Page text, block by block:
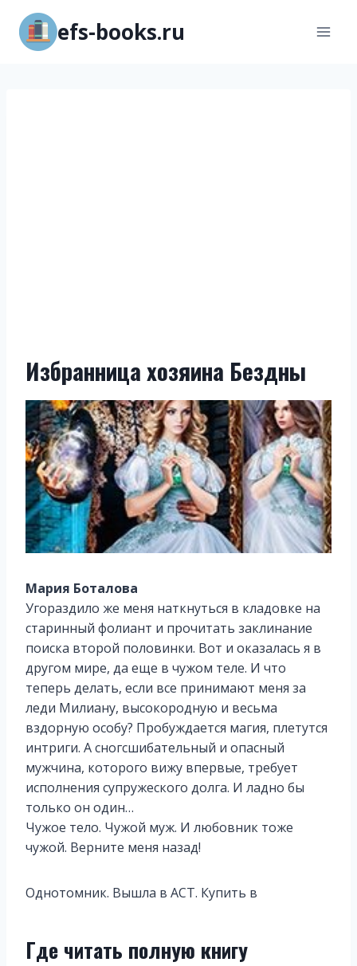
Перейти
содержимому
efs-books.ru
Избранница хозяина Бездны
Мария Боталова
Угораздило же меня наткнуться в кладовке на
старинный фолиант и прочитать заклинание
поиска второй половинки. Вот и оказалась я в
другом мире, да еще в чужом теле. И что
теперь делать, если все принимают меня за
леди Милиану, высокородную и весьма
вздорную особу? Пробуждается магия, плетутся
интриги. А сногсшибательный и опасный
мужчина, которого вижу впервые, требует
исполнения супружеского долга. И ладно бы
только он один…
Чужое тело. Чужой муж. И любовник тоже
чужой. Верните меня назад!
Однотомник. Вышла в АСТ. Купить в
Где читать полную книгу